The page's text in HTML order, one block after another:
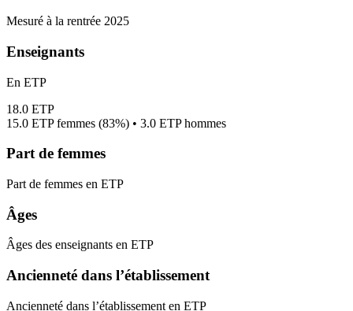
Mesuré à la rentrée 2025
Enseignants
En ETP
18.0 ETP
15.0 ETP femmes (83%) • 3.0 ETP hommes
Part de femmes
Part de femmes en ETP
Âges
Âges des enseignants en ETP
Ancienneté dans l’établissement
Ancienneté dans l’établissement en ETP